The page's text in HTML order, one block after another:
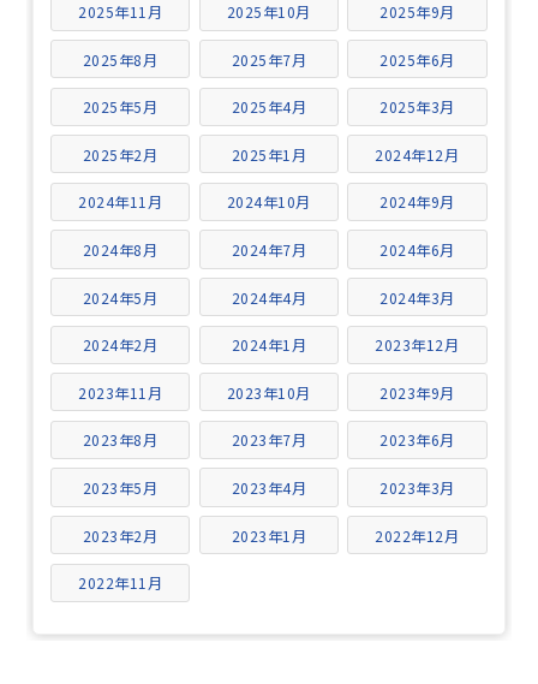
2025年11月 2025年10月 2025年9月
2025年8月 2025年7月 2025年6月
2025年5月 2025年4月 2025年3月
2025年2月 2025年1月 2024年12月
2024年11月 2024年10月 2024年9月
2024年8月 2024年7月 2024年6月
2024年5月 2024年4月 2024年3月
2024年2月 2024年1月 2023年12月
2023年11月 2023年10月 2023年9月
2023年8月 2023年7月 2023年6月
2023年5月 2023年4月 2023年3月
2023年2月 2023年1月 2022年12月
2022年11月